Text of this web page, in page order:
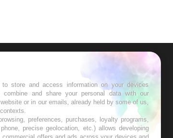
les meilleures
store and access information on your devices
and share your personal data with our
or in our emails, already held by some of us,
preferences, purchases, loyalty programs,
precise geolocation, etc.) allows developing